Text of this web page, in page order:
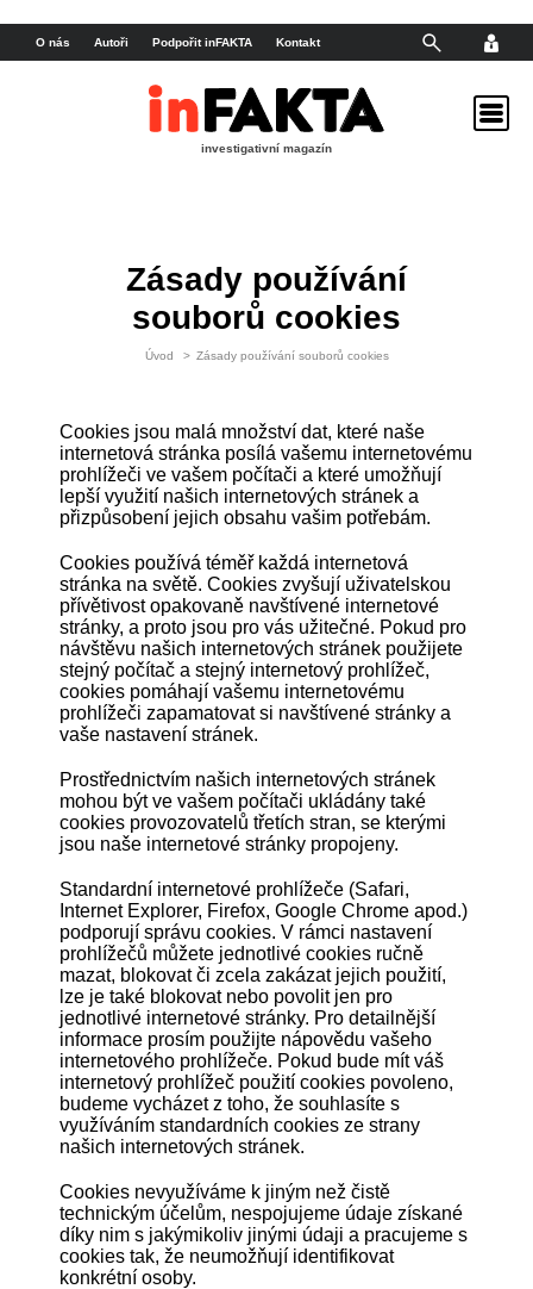
Zásady používání
souborů cookies
Úvod > Zásady používání souborů cookies
Cookies jsou malá množství dat, které naše
internetová stránka posílá vašemu internetovému
prohlížeči ve vašem počítači a které umožňují
lepší využití našich internetových stránek a
přizpůsobení jejich obsahu vašim potřebám.
Cookies používá téměř každá internetová
stránka na světě. Cookies zvyšují uživatelskou
přívětivost opakovaně navštívené internetové
stránky, a proto jsou pro vás užitečné. Pokud pro
návštěvu našich internetových stránek použijete
stejný počítač a stejný internetový prohlížeč,
cookies pomáhají vašemu internetovému
prohlížeči zapamatovat si navštívené stránky a
vaše nastavení stránek.
Prostřednictvím našich internetových stránek
mohou být ve vašem počítači ukládány také
cookies provozovatelů třetích stran, se kterými
jsou naše internetové stránky propojeny.
Standardní internetové prohlížeče (Safari,
Internet Explorer, Firefox, Google Chrome apod.)
podporují správu cookies. V rámci nastavení
prohlížečů můžete jednotlivé cookies ručně
mazat, blokovat či zcela zakázat jejich použití,
lze je také blokovat nebo povolit jen pro
jednotlivé internetové stránky. Pro detailnější
informace prosím použijte nápovědu vašeho
internetového prohlížeče. Pokud bude mít váš
internetový prohlížeč použití cookies povoleno,
budeme vycházet z toho, že souhlasíte s
využíváním standardních cookies ze strany
našich internetových stránek.
Cookies nevyužíváme k jiným než čistě
technickým účelům, nespojujeme údaje získané
díky nim s jakýmikoliv jinými údaji a pracujeme s
cookies tak, že neumožňují identifikovat
konkrétní osoby.
investigativní magazín
O nás Autoři Podpořit inFAKTA Kontakt